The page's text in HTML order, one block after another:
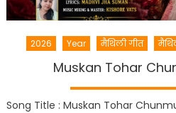
2026 Year मैथिली गीत
Muskan Tohar
Song Title : Muskan Tohar